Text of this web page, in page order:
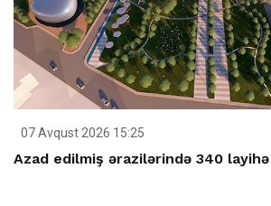
07 Avqust 2026 15:25
Azad edilmiş ərazilərində 340